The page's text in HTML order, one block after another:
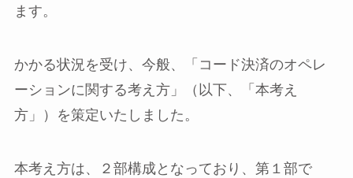
ます。
かかる状況を受け、今般、「コード決済のオペレ
ーションに関する考え方」（以下、「本考え
方」）を策定いたしました。
本考え方は、２部構成となっており、第１部で